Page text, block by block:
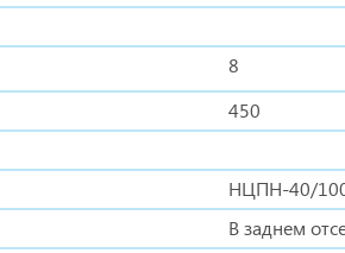
8
450
НЦПН-40/
В заднем